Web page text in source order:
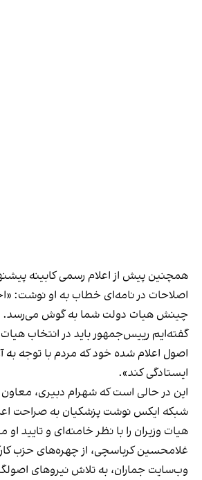
همچنین پیش از اعلام رسمی کابینه
اصلاحات در نامه‌ای خطاب به او نوشت:
چینش هيات دولت شما به گوش می‌رسد.
گفته‌ايم رییس‌جمهور باید در انتخاب
اصول اعلام شده خود که مردم با توجه به
ايستادگى كند».
این در حالی است که شهرام دبیری، معاون
شبکه ایکس نوشت پزشکیان به صراحت
هیات وزیران را با نظر خامنه‌ای و تایید
غلامحسین کرباسچی، از چهره‌های حزب
وب‌سایت جماران، به تلاش نیروهای